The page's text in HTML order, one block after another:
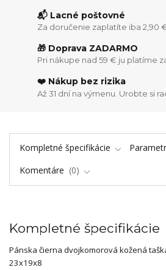
📬 Lacné poštovné
Za doručenie zaplatíte iba 2,90
🎁 Doprava ZADARMO
Pri nákupe nad 59 € ju platíme
❤️ Nákup bez rizika
Až 31 dní na výmenu. Urobte si
Kompletné špecifikácie
Komentáre
0
Kompletné špecifikácie
Pánska čierna dvojkomorová kožená
23x19x8